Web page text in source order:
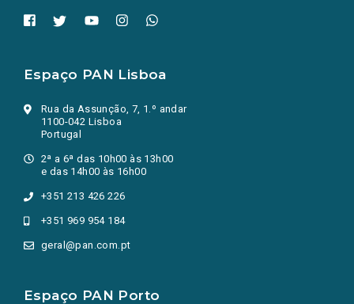
Espaço PAN Lisboa
Rua da Assunção, 7, 1.º andar
1100-042 Lisboa
Portugal
2ª a 6ª das 10h00 às 13h00
e das 14h00 às 16h00
+351 213 426 226
+351 969 954 184
geral@pan.com.pt
Espaço PAN Porto